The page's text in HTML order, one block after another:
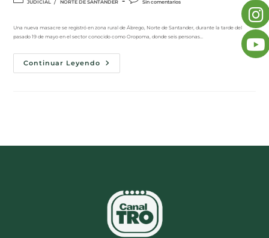
JUDICIAL NORTE DE SANTANDER Sin comentarios
Una nueva masacre se registró en zona rural de Ábrego, Norte de Santander, durante la tarde del
pasado 19 de mayo en el sector conocido como Oropoma, donde seis personas…
Continuar Leyendo